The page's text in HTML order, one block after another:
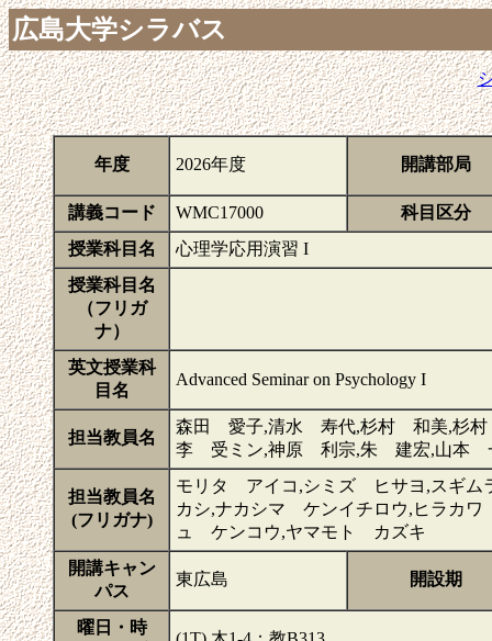
広島大学シラバス
年度 2026年度 開講部局
講義コード WMC17000
科目区分
授業科目名
心理学応用演習 I
授業科目名
（フリガ
ナ）
英文授業科
目名
Advanced Seminar on Psychology I
担当教員名
森田 愛子,清水 寿代,杉村 和美,杉
李 受ミン,神原 利宗,朱 建宏,山本
担当教員名
(フリガナ)
モリタ アイコ,シミズ ヒサヨ,スギ
カシ,ナカシマ ケンイチロウ,ヒラカ
ュ ケンコウ,ヤマモト カズキ
開講キャン
パス
東広島 開設期
曜日・時